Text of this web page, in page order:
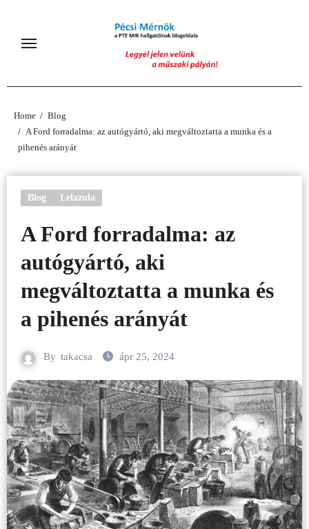
content
Home
Blog
A Ford forradalma: az autógyártó, aki megváltoztatta a munka és a
pihenés arányát
Blog Lelazula
A Ford forradalma: az
autógyártó, aki
megváltoztatta a munka és
a pihenés arányát
By takacsa ápr 25, 2024